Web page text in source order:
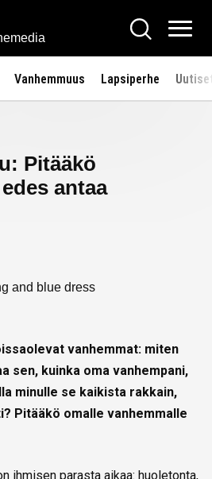
Hae
Vanhemmuus Lapsiperhe
Pitääkö
antaa
vanhemmat: miten
sen, kuinka oma vanhempani,
minulle se kaikista rakkain,
Pitääkö omalle vanhemmalle
ihmisen parasta aikaa: huoletonta,